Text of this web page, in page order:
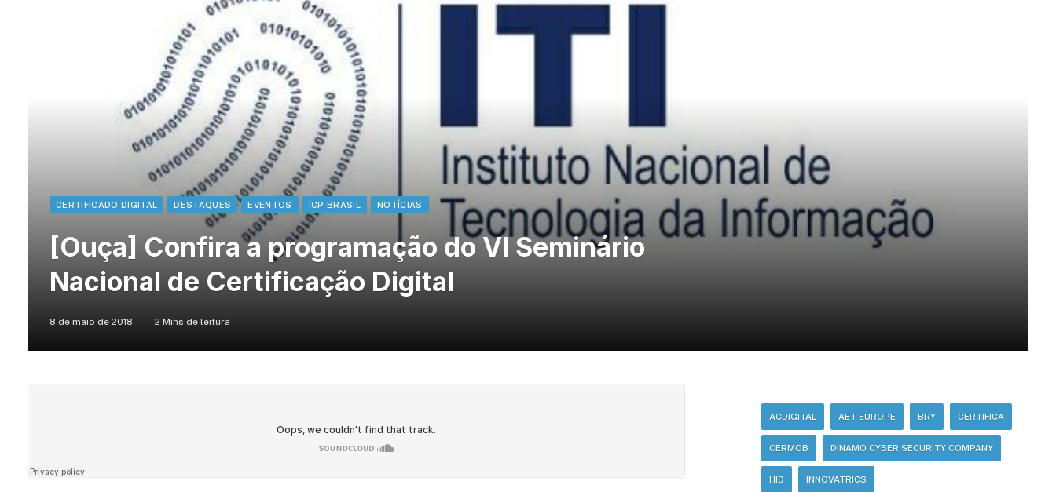
CERTIFICADO DIGITAL DESTAQUES EVENTOS ICP-BRASIL NOTÍCIAS
[Ouça] Confira a programação do VI Seminário
Nacional de Certificação Digital
8 de maio de 2018 2 Mins de leitura
ACDIGITAL AET EUROPE BRY CERTIFICA
CERMOB DINAMO CYBER SECURITY COMPANY
HID INNOVATRICS